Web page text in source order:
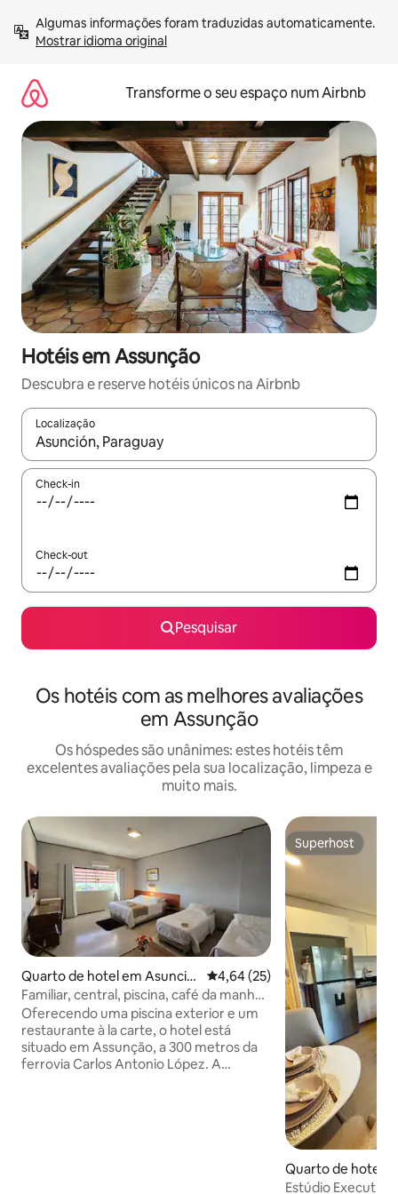
para
Mostrar idioma original
Transforme o seu espaço num Airbnb
Hotéis em Assunção
Descubra e reserve hotéis únicos na Airbnb
Localização
Quando os resultados estiverem disponíveis, navegue com
Check-in
Check-out
Pesquisar
Os hotéis com as melhores avaliações
em Assunção
Os hóspedes são unânimes: estes hotéis têm
excelentes avaliações pela sua localização, limpeza e
muito mais.
Quarto de hotel em Asunció
n
Classificação média de 4,64
4,64 (25)
Familiar, central, piscina, café da manhã
incluso
Oferecendo uma piscina exterior e um
restaurante à la carte, o hotel está
situado em Assunção, a 300 metros da
ferrovia Carlos Antonio López. A
Superhost
Superhost
Quarto de hotel
Estúdio Executivo